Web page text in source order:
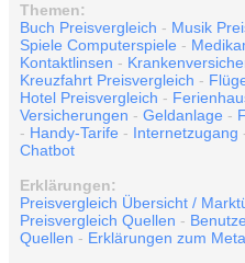
Themen:
Buch Preisvergleich - Musik
Spiele Computerspiele -
Kontaktlinsen -
Kreuzfahrt Preisvergleich -
Hotel Preisvergleich -
Versicherungen - Geldanlage -
- Handy-Tarife - Internetzugang
Chatbot
Erklärungen:
Preisvergleich Übersicht /
Preisvergleich Quellen -
Quellen - Erklärungen zum